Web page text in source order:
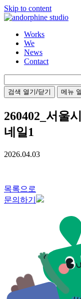
Skip to content
Works
We
News
Contact
색:검색 열기/닫기 메뉴
260402_서울
네일1
2026.04.03
목록으로
문의하기